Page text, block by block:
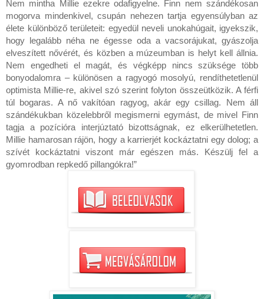
Nem mintha Millie ezekre odafigyelne. Finn nem szándékosan
mogorva mindenkivel, csupán nehezen tartja egyensúlyban az
élete különböző területeit: egyedül neveli unokahúgait, igyekszik,
hogy legalább néha ne égesse oda a vacsorájukat, gyászolja
elveszített nővérét, és közben a múzeumban is helyt kell állnia.
Nem engedheti el magát, és végképp nincs szüksége több
bonyodalomra – különösen a ragyogó mosolyú, rendíthetetlenül
optimista Millie-re, akivel szó szerint folyton összeütközik. A férfi
túl bogaras. A nő vakítóan ragyog, akár egy csillag. Nem áll
szándékukban közelebbről megismerni egymást, de mivel Finn
tagja a pozícióra interjúztató bizottságnak, ez elkerülhetetlen.
Millie hamarosan rájön, hogy a karrierjét kockáztatni egy dolog; a
szívét kockáztatni viszont már egészen más. Készülj fel a
gyomrodban repkedő pillangókra!”